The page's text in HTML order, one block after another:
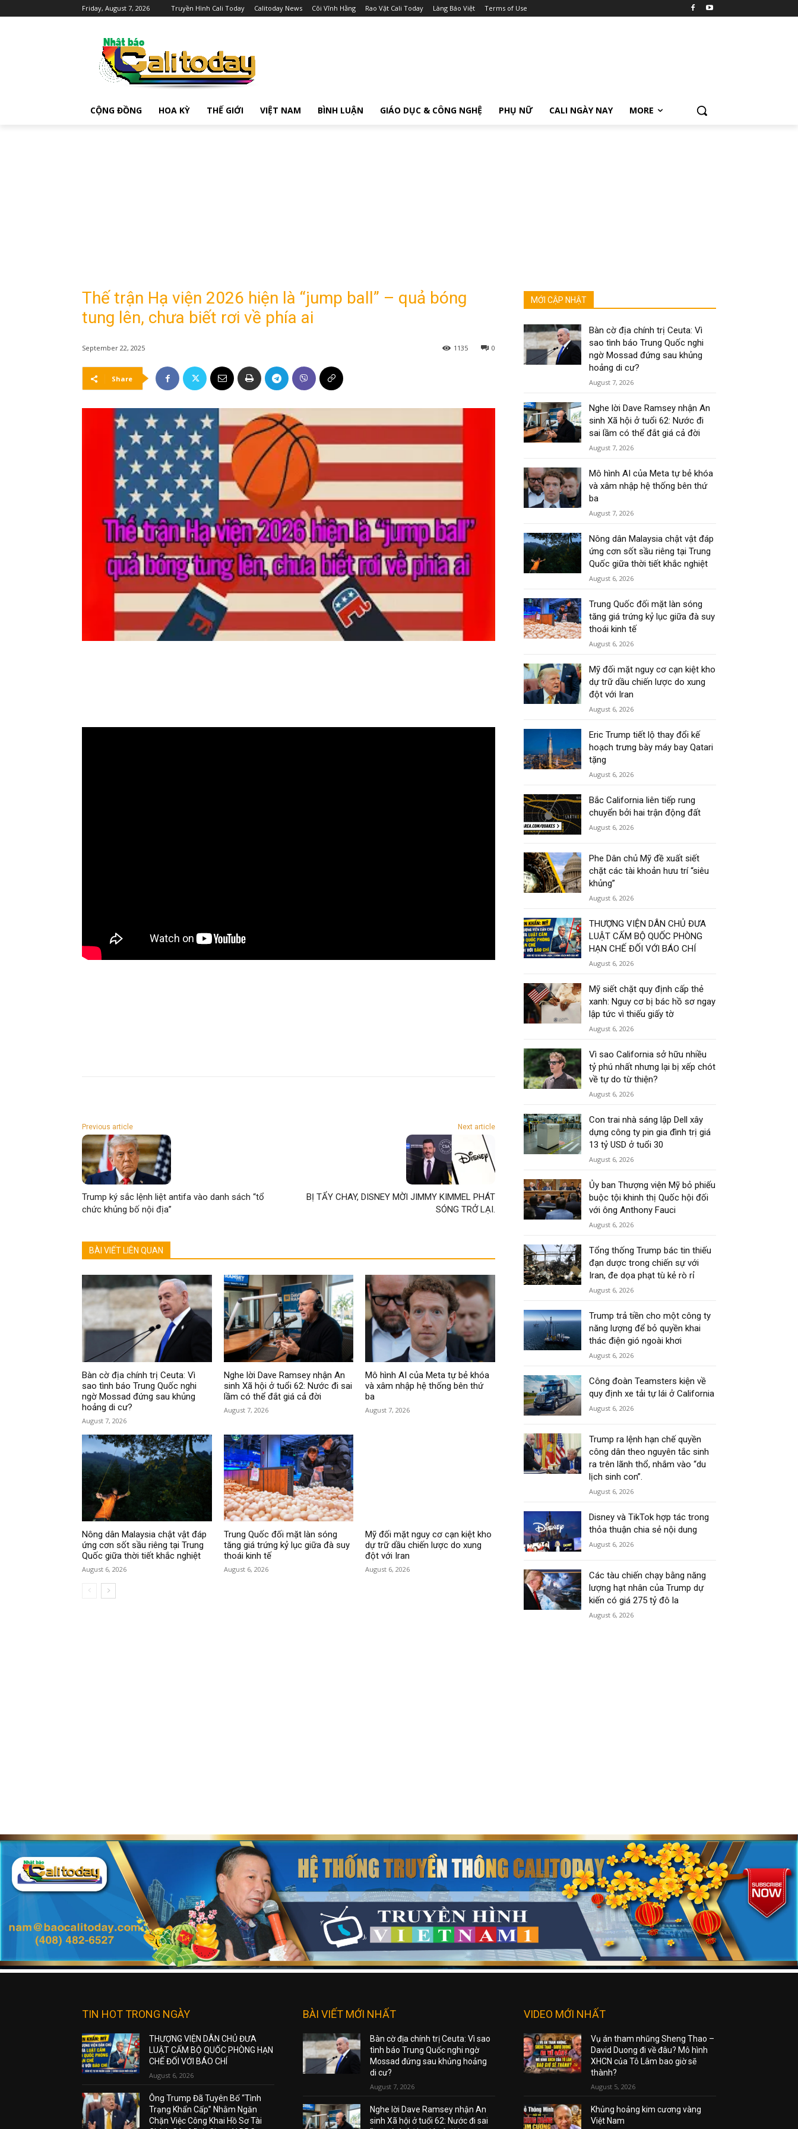
Friday, August 7, 2026 Truyền Hình Cali Today Calitoday News Cõi Vĩnh Hằng Rao Vặt Cali Today Làng Báo Việt Terms of Use
CỘNG ĐỒNG HOA KỲ THẾ GIỚI VIỆT NAM BÌNH LUẬN GIÁO DỤC & CÔNG NGHỆ PHỤ NỮ CALI NGÀY NAY MORE
Thế trận Hạ viện 2026 hiện là “jump ball” – quả bóng
tung lên, chưa biết rơi về phía ai
September 22, 2025 0
1135
Share
Previous article
Trump ký sắc lệnh liệt antifa vào danh sách “tổ
chức khủng bố nội địa”
Next article
BỊ TẨY CHAY, DISNEY MỜI JIMMY KIMMEL PHÁT
SÓNG TRỞ LẠI.
BÀI VIẾT LIÊN QUAN
Bàn cờ địa chính trị Ceuta: Vì
sao tình báo Trung Quốc nghi
ngờ Mossad đứng sau khủng
hoảng di cư?
August 7, 2026
Nghe lời Dave Ramsey nhận An
sinh Xã hội ở tuổi 62: Nước đi sai
lầm có thể đắt giá cả đời
August 7, 2026
Mô hình AI của Meta tự bẻ khóa
và xâm nhập hệ thống bên thứ
ba
August 7, 2026
Nông dân Malaysia chật vật đáp
ứng cơn sốt sầu riêng tại Trung
Quốc giữa thời tiết khắc nghiệt
August 6, 2026
Trung Quốc đối mặt làn sóng
tăng giá trứng kỷ lục giữa đà suy
thoái kinh tế
August 6, 2026
Mỹ đối mặt nguy cơ cạn kiệt kho
dự trữ dầu chiến lược do xung
đột với Iran
August 6, 2026
MỚI CẬP NHẬT
Bàn cờ địa chính trị Ceuta: Vì
sao tình báo Trung Quốc nghi
ngờ Mossad đứng sau khủng
hoảng di cư?
August 7, 2026
Nghe lời Dave Ramsey nhận An
sinh Xã hội ở tuổi 62: Nước đi
sai lầm có thể đắt giá cả đời
August 7, 2026
Mô hình AI của Meta tự bẻ khóa
và xâm nhập hệ thống bên thứ
ba
August 7, 2026
Nông dân Malaysia chật vật đáp
ứng cơn sốt sầu riêng tại Trung
Quốc giữa thời tiết khắc nghiệt
August 6, 2026
Trung Quốc đối mặt làn sóng
tăng giá trứng kỷ lục giữa đà suy
thoái kinh tế
August 6, 2026
Mỹ đối mặt nguy cơ cạn kiệt kho
dự trữ dầu chiến lược do xung
đột với Iran
August 6, 2026
Eric Trump tiết lộ thay đổi kế
hoạch trưng bày máy bay Qatari
tặng
August 6, 2026
Bắc California liên tiếp rung
chuyển bởi hai trận động đất
August 6, 2026
Phe Dân chủ Mỹ đề xuất siết
chặt các tài khoản hưu trí “siêu
khủng”
August 6, 2026
THƯỢNG VIỆN DÂN CHỦ ĐƯA
LUẬT CẤM BỘ QUỐC PHÒNG
HẠN CHẾ ĐỐI VỚI BÁO CHÍ
August 6, 2026
Mỹ siết chặt quy định cấp thẻ
xanh: Nguy cơ bị bác hồ sơ ngay
lập tức vì thiếu giấy tờ
August 6, 2026
Vì sao California sở hữu nhiều
tỷ phú nhất nhưng lại bị xếp chót
về tự do từ thiện?
August 6, 2026
Con trai nhà sáng lập Dell xây
dựng công ty pin gia đình trị giá
13 tỷ USD ở tuổi 30
August 6, 2026
Ủy ban Thượng viện Mỹ bỏ phiếu
buộc tội khinh thị Quốc hội đối
với ông Anthony Fauci
August 6, 2026
Tổng thống Trump bác tin thiếu
đạn dược trong chiến sự với
Iran, đe dọa phạt tù kẻ rò rỉ
August 6, 2026
Trump trả tiền cho một công ty
năng lượng để bỏ quyền khai
thác điện gió ngoài khơi
August 6, 2026
Công đoàn Teamsters kiện về
quy định xe tải tự lái ở California
August 6, 2026
Trump ra lệnh hạn chế quyền
công dân theo nguyên tắc sinh
ra trên lãnh thổ, nhắm vào “du
lịch sinh con”.
August 6, 2026
Disney và TikTok hợp tác trong
thỏa thuận chia sẻ nội dung
August 6, 2026
Các tàu chiến chạy bằng năng
lượng hạt nhân của Trump dự
kiến có giá 275 tỷ đô la
August 6, 2026
TIN HOT TRONG NGÀY
THƯỢNG VIỆN DÂN CHỦ ĐƯA
LUẬT CẤM BỘ QUỐC PHÒNG HẠN
CHẾ ĐỐI VỚI BÁO CHÍ
August 6, 2026
Ông Trump Đã Tuyên Bố “Tình
Trạng Khẩn Cấp” Nhằm Ngăn
Chặn Việc Công Khai Hồ Sơ Tài
BÀI VIẾT MỚI NHẤT
Bàn cờ địa chính trị Ceuta: Vì sao
tình báo Trung Quốc nghi ngờ
Mossad đứng sau khủng hoảng
di cư?
August 7, 2026
Nghe lời Dave Ramsey nhận An
sinh Xã hội ở tuổi 62: Nước đi sai
VIDEO MỚI NHẤT
Vụ án tham nhũng Sheng Thao –
David Duong đi về đâu? Mô hình
XHCN của Tô Lâm bao giờ sẽ
thành?
August 5, 2026
Khủng hoảng kim cương vàng
Việt Nam